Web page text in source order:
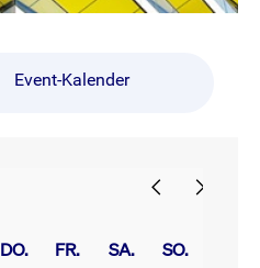
Event-Kalender
DO. FR. SA. SO.